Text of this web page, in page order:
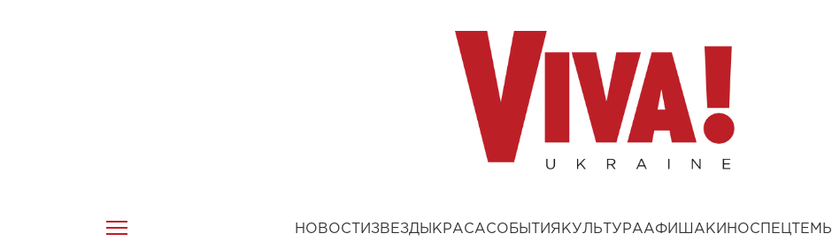
НОВОСТИ ЗВЕЗДЫ КРАСАСОБЫТИЯ КУЛЬТУРААФИША КИНОСПЕЦТЕМЫ